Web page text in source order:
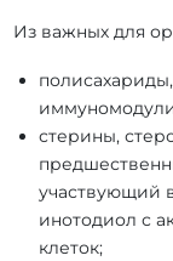
Из важных для
стерины,
участвующий
инотодиол с
клеток;